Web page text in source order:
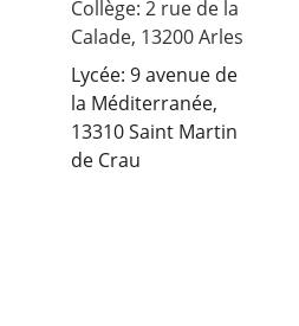
Collège: 2 rue de la
Calade, 13200 Arles
Lycée: 9 avenue de
la Méditerranée,
13310 Saint Martin
de Crau